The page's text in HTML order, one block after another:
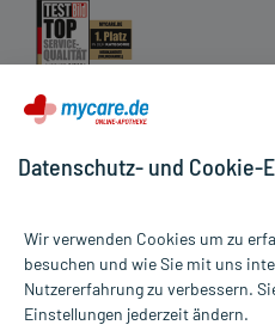
Alle Preise gelten inkl. MwSt., ggf.
Informationen auf dieser Website
Datenschutz- und Cookie-
Wir verwenden Cookies um zu
besuchen und wie Sie mit uns
Nutzererfahrung zu verbessern.
Einstellungen jederzeit ändern.